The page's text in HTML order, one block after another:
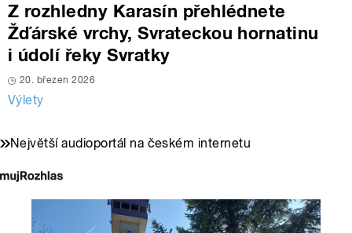
Z rozhledny Karasín přehlédnete
Žďárské vrchy, Svrateckou hornatinu
i údolí řeky Svratky
20. březen 2026
Výlety
Největší audioportál na českém internetu